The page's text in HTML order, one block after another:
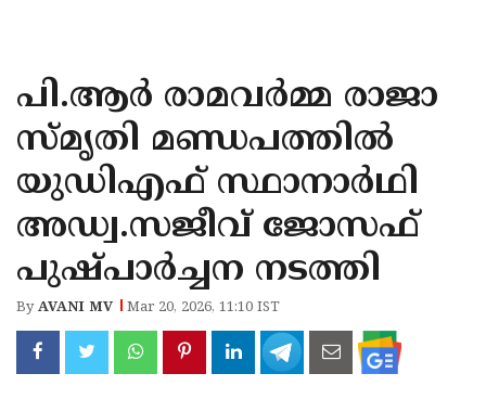
KANNUR
KASARAGOD
പി.ആർ രാമവർമ്മ രാജാ
സ്മൃതി മണ്ഡപത്തിൽ
യുഡിഎഫ് സ്ഥാനാർഥി
അഡ്വ.സജീവ് ജോസഫ്
പുഷ്പാർച്ചന നടത്തി
ByAVANI MV Mar 20, 2026, 11:10 IST